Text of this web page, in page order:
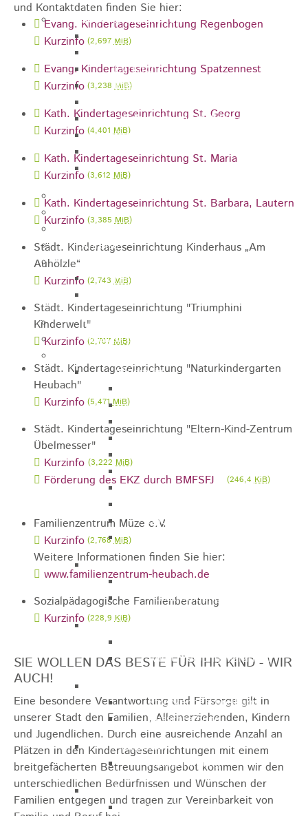
Sehenswürdigkeiten
Rathaus
Ev. Kirche
Miedermuseum
Polizeimuseum Heubach e.V.
Das Schloss in Heubach
Der Rosenstein
Höhlen rund um Heubach
Heubach Tour
archaeopfad
Flugplatz
Anreise
Hallenbad
Kugelmarkt
Vereinsleben
Allgemein
Unterkunft
Duschmöglichkeiten
EXPO
Palmares
Sponsoren
U9 - U15
Streckenbeschreibung
Ausschreibung
Marathon
Ausschreibung Marathon
Streckenbeschreibung
Ausschreibung
Pumptrack
Ausschreibung
Bundesliga
Streckenbeschreibung
und Kontaktdaten finden Sie hier:
Evang. Kindertageseinrichtung Regenbogen
Kurzinfo(2,697 MiB)
Evang. Kindertageseinrichtung Spatzennest
Kurzinfo(3,238 MiB)
Kath. Kindertageseinrichtung St. Georg
Kurzinfo(4,401 MiB)
Kath. Kindertageseinrichtung St. Maria
Kurzinfo(3,612 MiB)
Kath. Kindertageseinrichtung St. Barbara, Lautern
Kurzinfo(3,385 MiB)
Städt. Kindertageseinrichtung Kinderhaus „Am
Auhölzle“
Kurzinfo(2,743 MiB)
Städt. Kindertageseinrichtung "Triumphini
Kinderwelt"
Kurzinfo(2,707 MiB)
Städt. Kindertageseinrichtung "Naturkindergarten
Heubach"
Kurzinfo(5,471MiB)
Städt. Kindertageseinrichtung "Eltern-Kind-Zentrum
Übelmesser"
Kurzinfo (3,222 MiB)
Förderung des EKZ durch BMFSFJ (246,4 KiB)
Familienzentrum Müze e.V.
Kurzinfo(2,768 MiB)
Weitere Informationen finden Sie hier:
www.familienzentrum-heubach.de
Sozialpädagogische Familienberatung
Kurzinfo(228,9 KiB)
SIE WOLLEN DAS BESTE FÜR IHR KIND - WIR
AUCH!
Eine besondere Verantwortung und Fürsorge gilt in
unserer Stadt den Familien, Alleinerziehenden, Kindern
und Jugendlichen. Durch eine ausreichende Anzahl an
Plätzen in den Kindertageseinrichtungen mit einem
breitgefächerten Betreuungsangebot kommen wir den
unterschiedlichen Bedürfnissen und Wünschen der
Familien entgegen und tragen zur Vereinbarkeit von